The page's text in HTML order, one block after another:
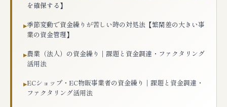
を確保する】
▸季節変動で資金繰りが苦しい時の対処法【繁閑差の大きい事
業の資金管理】
▸農業（法人）の資金繰り｜課題と資金調達・ファクタリング
活用法
▸ECショップ・EC物販事業者の資金繰り｜課題と資金調達・
ファクタリング活用法